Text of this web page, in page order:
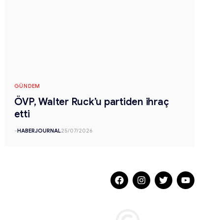
GÜNDEM
ÖVP, Walter Ruck’u partiden ihraç
etti
-HABERJOURNAL25/07/2026